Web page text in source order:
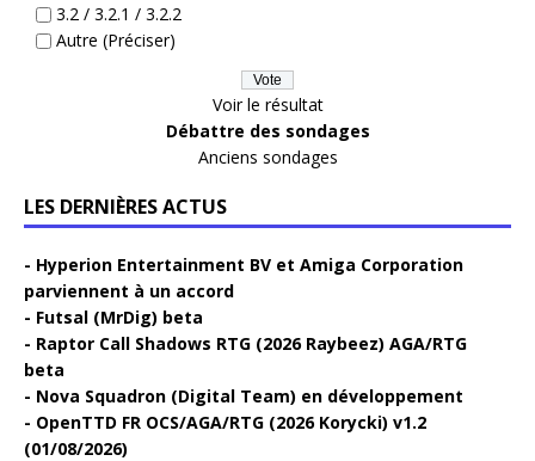
3.2 / 3.2.1 / 3.2.2
Autre (Préciser)
Voir le résultat
Débattre des sondages
Anciens sondages
LES DERNIÈRES ACTUS
Hyperion Entertainment BV et Amiga Corporation
parviennent à un accord
Futsal (MrDig) beta
Raptor Call Shadows RTG (2026 Raybeez) AGA/RTG
beta
Nova Squadron (Digital Team) en développement
OpenTTD FR OCS/AGA/RTG (2026 Korycki) v1.2
(01/08/2026)